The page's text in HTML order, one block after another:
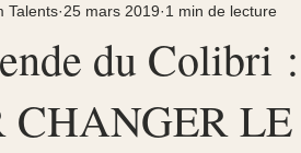
du Colibri
CHANGER
Talents 25 mars 2019 1 min de lecture